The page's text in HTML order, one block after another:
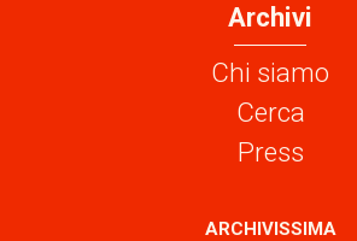
Archivi
Chi siamo
Cerca
Press
ARCHIVISSIMA